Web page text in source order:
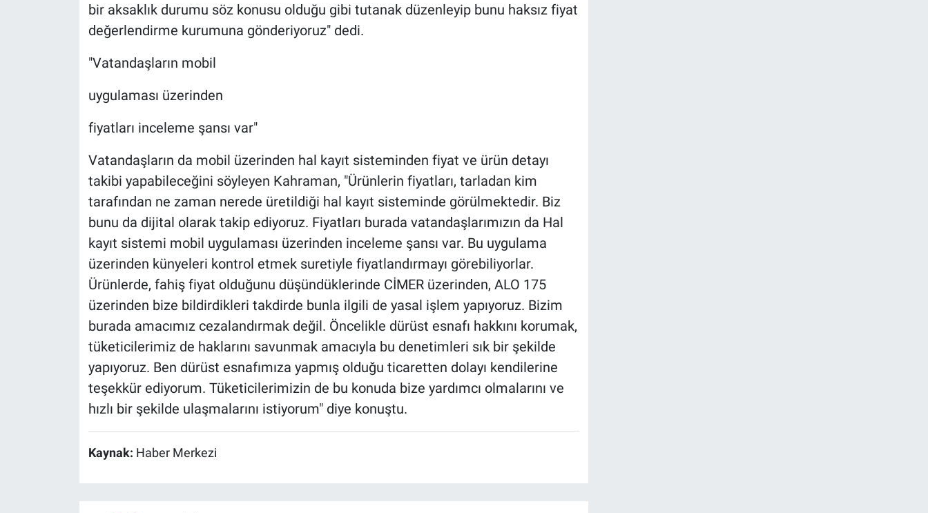
bir aksaklık durumu söz konusu olduğu gibi tutanak düzenleyip bunu haksız fiyat
değerlendirme kurumuna gönderiyoruz" dedi.
"Vatandaşların mobil
uygulaması üzerinden
fiyatları inceleme şansı var"
Vatandaşların da mobil üzerinden hal kayıt sisteminden fiyat ve ürün detayı
takibi yapabileceğini söyleyen Kahraman, "Ürünlerin fiyatları, tarladan kim
tarafından ne zaman nerede üretildiği hal kayıt sisteminde görülmektedir. Biz
bunu da dijital olarak takip ediyoruz. Fiyatları burada vatandaşlarımızın da Hal
kayıt sistemi mobil uygulaması üzerinden inceleme şansı var. Bu uygulama
üzerinden künyeleri kontrol etmek suretiyle fiyatlandırmayı görebiliyorlar.
Ürünlerde, fahiş fiyat olduğunu düşündüklerinde CİMER üzerinden, ALO 175
üzerinden bize bildirdikleri takdirde bunla ilgili de yasal işlem yapıyoruz. Bizim
burada amacımız cezalandırmak değil. Öncelikle dürüst esnafı hakkını korumak,
tüketicilerimiz de haklarını savunmak amacıyla bu denetimleri sık bir şekilde
yapıyoruz. Ben dürüst esnafımıza yapmış olduğu ticaretten dolayı kendilerine
teşekkür ediyorum. Tüketicilerimizin de bu konuda bize yardımcı olmalarını ve
hızlı bir şekilde ulaşmalarını istiyorum" diye konuştu.
Kaynak: Haber Merkezi